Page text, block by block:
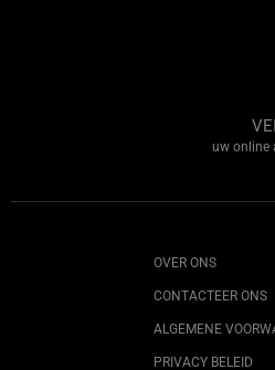
uw online
OVER ONS
CONTACTEER ONS
ALGEMENE
PRIVACY BELEID